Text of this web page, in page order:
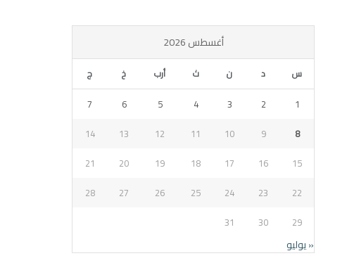
أغسطس 2026
س د ن ث أرب خ ج
1
2
3
4
5
6
7
8
9
10
11
12
13
14
15
16
17
18
19
20
21
22
23
24
25
26
27
28
29
30
31
« يوليو